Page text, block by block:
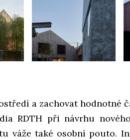
a zachovat hodnotné
RDTH při návrhu
váže také osobní pouto.